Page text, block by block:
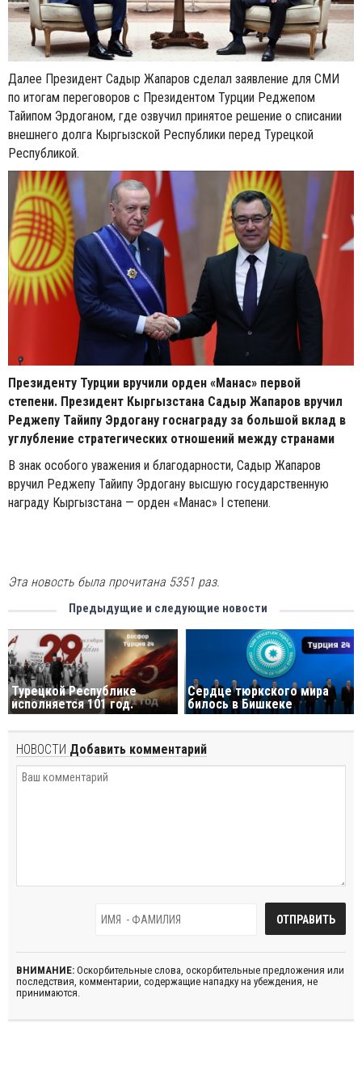
Далее Президент Садыр Жапаров сделал заявление для СМИ
по итогам переговоров с Президентом Турции Реджепом
Тайипом Эрдоганом, где озвучил принятое решение о списании
внешнего долга Кыргызской Республики перед Турецкой
Республикой.
Президенту Турции вручили орден «Манас» первой
степени. Президент Кыргызстана Садыр Жапаров вручил
Реджепу Тайипу Эрдогану госнаграду за большой вклад в
углубление стратегических отношений между странами
В знак особого уважения и благодарности, Садыр Жапаров
вручил Реджепу Тайипу Эрдогану высшую государственную
награду Кыргызстана — орден «Манас» I степени.
Эта новость была прочитана 5351 раз.
Предыдущие и следующие новости
Турецкой Республике
исполняется 101 год.
Сердце тюркского мира
билось в Бишкеке
НОВОСТИ Добавить комментарий
ВНИМАНИЕ: Оскорбительные слова, оскорбительные предложения или
последствия, комментарии, содержащие нападку на убеждения, не
принимаются.